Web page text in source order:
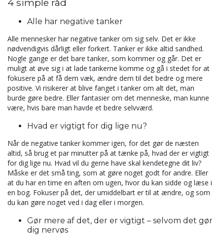
4 simple råd
Alle har negative tanker
Alle mennesker har negative tanker om sig selv. Det er ikke
nødvendigvis dårligt eller forkert. Tanker er ikke altid sandhed.
Nogle gange er det bare tanker, som kommer og går. Det er
muligt at øve sig i at lade tankerne komme og gå i stedet for at
fokusere på at få dem væk, ændre dem til det bedre og mere
positive. Vi risikerer at blive fanget i tanker om alt det, man
burde gøre bedre. Eller fantasier om det menneske, man kunne
være, hvis bare man havde et bedre selvværd.
Hvad er vigtigt for dig lige nu?
Når de negative tanker kommer igen, for det gør de næsten
altid, så brug et par minutter på at tænke på, hvad der er vigtigt
for dig lige nu. Hvad vil du gerne have skal kendetegne dit liv?
Måske er det små ting, som at gøre noget godt for andre. Eller
at du har en time en aften om ugen, hvor du kan sidde og læse i
en bog. Fokuser på det, der umiddelbart er til at ændre, og som
du kan gøre noget ved i dag eller i morgen.
Gør mere af det, der er vigtigt – selvom det gør
dig nervøs